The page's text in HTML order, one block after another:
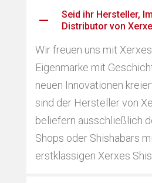
Seid ihr Hersteller,
Distributor von
Wir freuen uns mit
Eigenmarke mit
neuen Innovationen
sind der Hersteller von
beliefern ausschließlich
Shops oder Shishabars
erstklassigen Xerxes